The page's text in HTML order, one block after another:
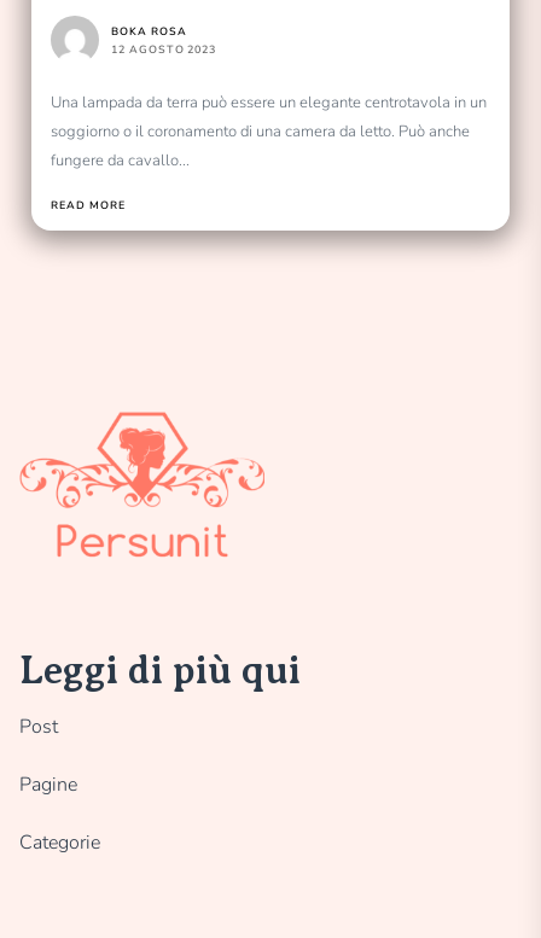
BOKA ROSA
12 AGOSTO 2023
Una lampada da terra può essere un elegante centrotavola in un
soggiorno o il coronamento di una camera da letto. Può anche
fungere da cavallo...
READ MORE
Leggi di più qui
Post
Pagine
Categorie